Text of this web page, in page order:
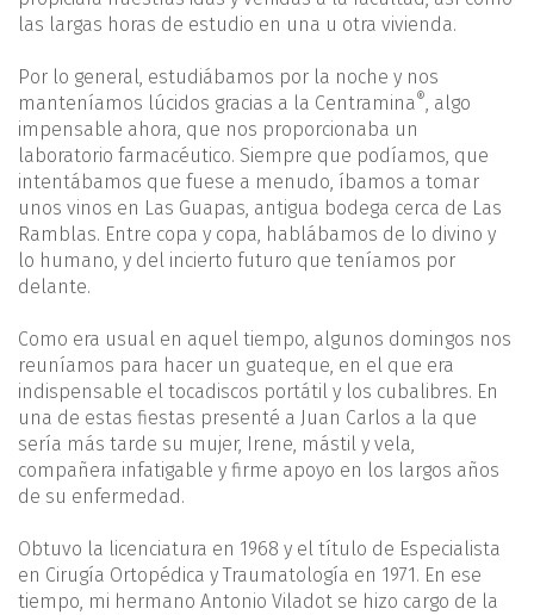
las largas horas de estudio en una u otra vivienda.
Por lo general, estudiábamos por la noche y nos
manteníamos lúcidos gracias a la Centramina®, algo
impensable ahora, que nos proporcionaba un
laboratorio farmacéutico. Siempre que podíamos, que
intentábamos que fuese a menudo, íbamos a tomar
unos vinos en Las Guapas, antigua bodega cerca de Las
Ramblas. Entre copa y copa, hablábamos de lo divino y
lo humano, y del incierto futuro que teníamos por
delante.
Como era usual en aquel tiempo, algunos domingos nos
reuníamos para hacer un guateque, en el que era
indispensable el tocadiscos portátil y los cubalibres. En
una de estas fiestas presenté a Juan Carlos a la que
sería más tarde su mujer, Irene, mástil y vela,
compañera infatigable y firme apoyo en los largos años
de su enfermedad.
Obtuvo la licenciatura en 1968 y el título de Especialista
en Cirugía Ortopédica y Traumatología en 1971. En ese
tiempo, mi hermano Antonio Viladot se hizo cargo de la